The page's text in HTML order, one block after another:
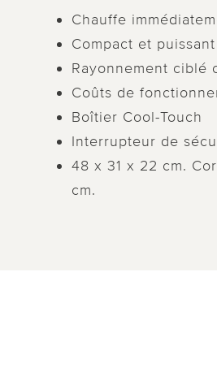
Chauffe
Compact et puissant
Rayonnement ciblé
Coûts de
Boîtier Cool-Touch
Interrupteur de
48 x 31 x 22 cm.
cm.